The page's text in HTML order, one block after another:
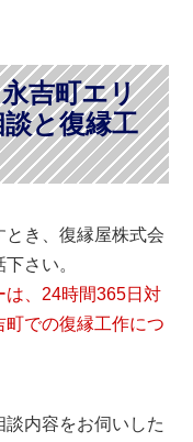
吉町エリ
と復縁工
き、復縁屋株式会
さい。
、24時間365日対
での復縁工作につ
内容をお伺いした